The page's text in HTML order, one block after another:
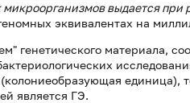
выдается при
эквивалентах на
генетического материала,
единица),
является ГЭ.